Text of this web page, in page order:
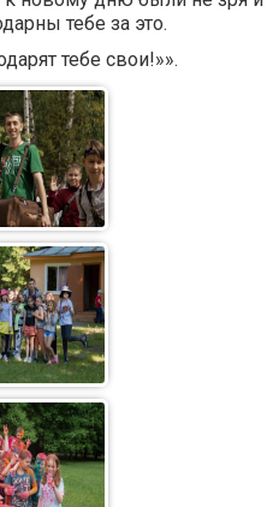
тебе за это.
тебе свои!»».